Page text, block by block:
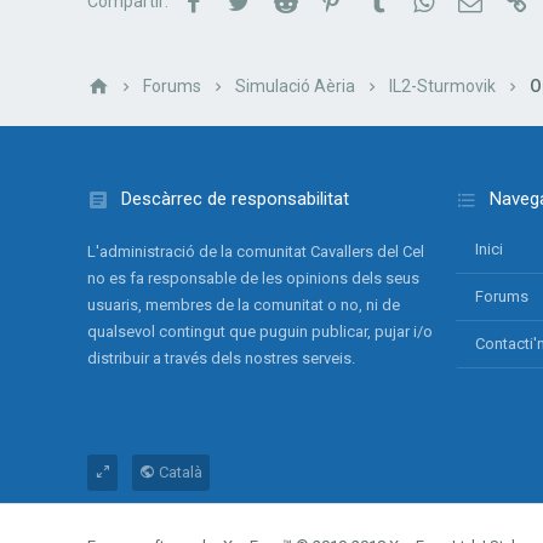
Forums Simulació Aèria IL2-Sturmovik
Descàrrec de responsabilitat
L'administració de la comunitat Cavallers del Cel
no es fa responsable de les opinions dels seus
usuaris, membres de la comunitat o no, ni de
qualsevol contingut que puguin publicar, pujar i/o
distribuir a través dels nostres serveis.
Inici
Forums
Català